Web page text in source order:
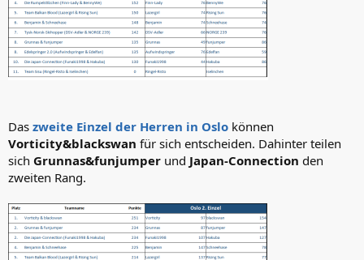
Das zweite Einzel der Herren in Oslo können
Vorticity&blackswan für sich entscheiden. Dahinter teilen
sich Grunnas&funjumper und Japan-Connection den
zweiten Rang.